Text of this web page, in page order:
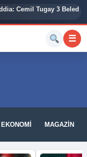
Cemil Tugay 3
☰
EKONOMI MAGAZIN